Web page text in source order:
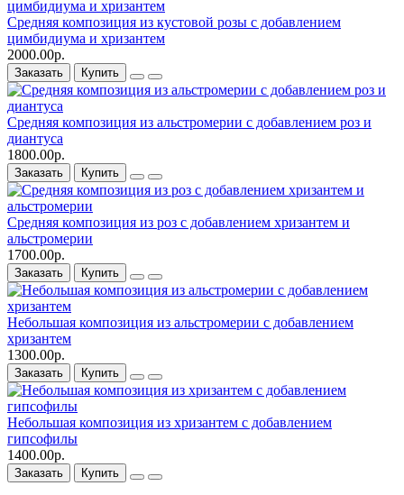
Средняя композиция из кустовой розы c добавлением
цимбидиума и хризантем
2000.00р.
Заказать Купить
Средняя композиция из альстромерии c добавлением роз и
диантуса
1800.00р.
Заказать Купить
Средняя композиция из роз c добавлением хризантем и
альстромерии
1700.00р.
Заказать Купить
Небольшая композиция из альстромерии c добавлением
хризантем
1300.00р.
Заказать Купить
Небольшая композиция из хризантем c добавлением
гипсофилы
1400.00р.
Заказать Купить